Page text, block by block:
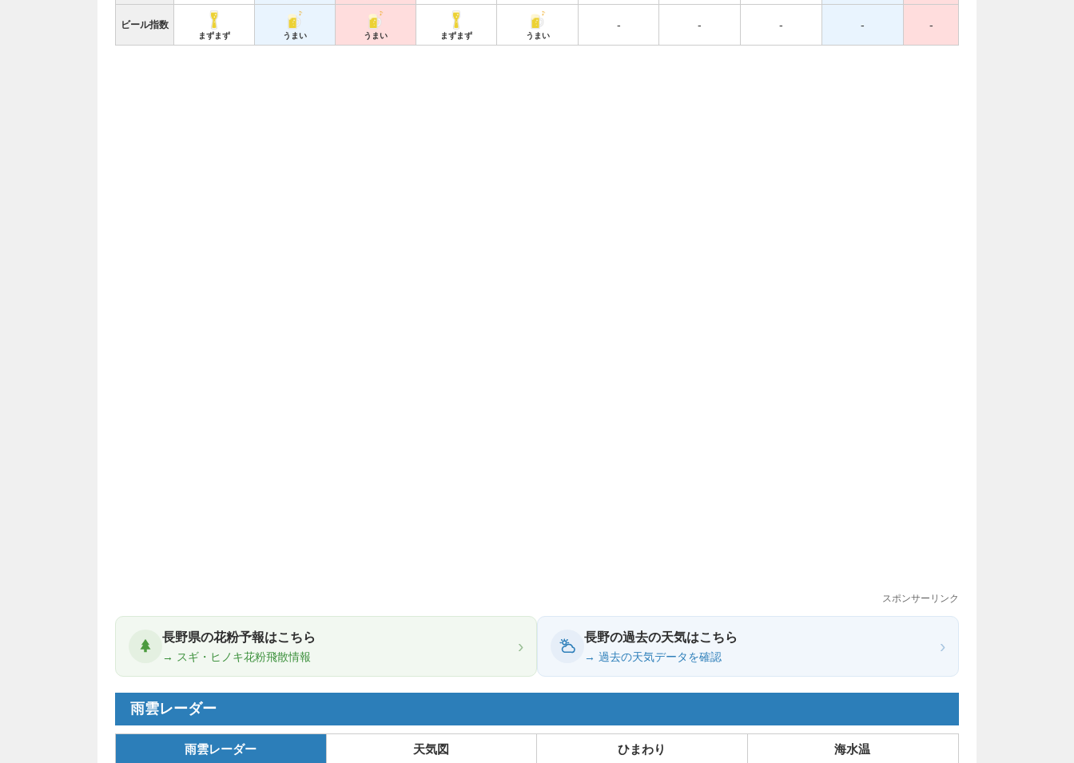
ビール指数
まずまず うまい うまい まずまず うまい
- - - - -
スポンサーリンク
長野県の花粉予報はこちら
→ スギ・ヒノキ花粉飛散情報
› 長野の過去の天気はこちら
→ 過去の天気データを確認
›
雨雲レーダー
雨雲レーダー 天気図 ひまわり 海水温